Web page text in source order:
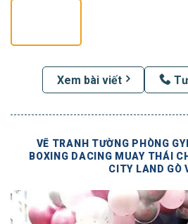
Xem bài viết
VẼ TRANH TƯỜNG PHÒNG
BOXING DACING MUAY THÁI
CITY LAND GÒ